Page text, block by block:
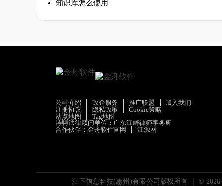
知识库怎么使用
公司介绍 政企服务 推广联盟
加入我们
注册协议
隐私政策
Cookie策略
站点地图
Tag地图
特聘法律顾问单位：广东江畔律师事务所
合作伙伴： 金舟软件官网 江源网
江下信息科技(惠州)有限公司版权所有 ｜ © 2026